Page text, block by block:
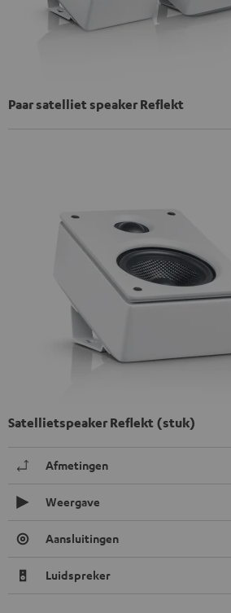
Paar satelliet speaker Reflekt
Satellietspeaker Reflekt (stuk)
Afmetingen
Weergave
Aansluitingen
Luidspreker